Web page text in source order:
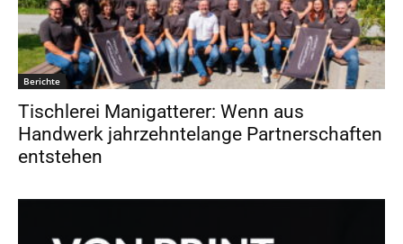
Berichte
Tischlerei Manigatterer: Wenn aus
Handwerk jahrzehntelange Partnerschaften
entstehen